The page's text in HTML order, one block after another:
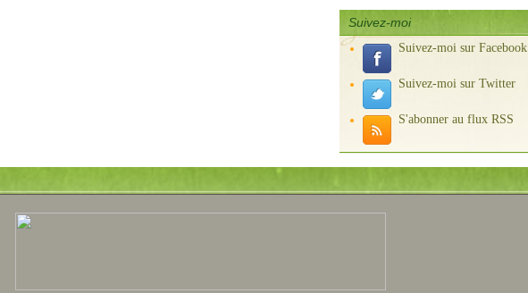
Suivez-moi
Suivez-moi sur Facebook
Suivez-moi sur Twitter
S'abonner au flux RSS